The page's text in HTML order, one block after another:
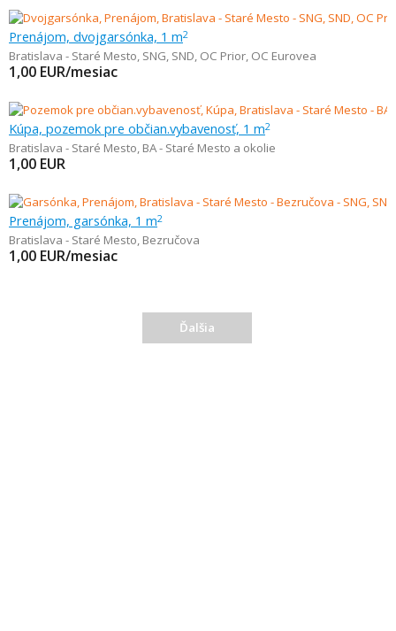
Prenájom, dvojgarsónka, 1 m2
Bratislava - Staré Mesto, SNG, SND, OC Prior, OC Eurovea
1,00 EUR/mesiac
Kúpa, pozemok pre občian.vybavenosť, 1 m2
Bratislava - Staré Mesto, BA - Staré Mesto a okolie
1,00 EUR
Prenájom, garsónka, 1 m2
Bratislava - Staré Mesto, Bezručova
1,00 EUR/mesiac
Ďalšia